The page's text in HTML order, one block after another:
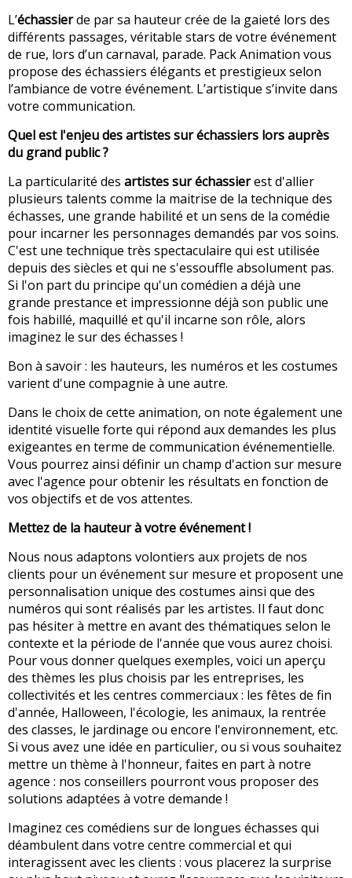
L’échassierde par sa hauteur crée de la gaieté lors des
différents passages, véritable stars de votre événement
de rue, lors d’un carnaval, parade. Pack Animation vous
propose des échassiers élégants et prestigieux selon
l’ambiance de votre événement. L’artistique s’invite dans
votre communication.
Quel est l'enjeu des artistes sur échassiers lors auprès
du grand public ?
La particularité des artistes sur échassierest d'allier
plusieurs talents comme la maitrise de la technique des
échasses, une grande habilité et un sens de la comédie
pour incarner les personnages demandés par vos soins.
C'est une technique très spectaculaire qui est utilisée
depuis des siècles et qui ne s'essouffle absolument pas.
Si l'on part du principe qu'un comédien a déjà une
grande prestance et impressionne déjà son public une
fois habillé, maquillé et qu'il incarne son rôle, alors
imaginez le sur des échasses !
Bon à savoir : les hauteurs, les numéros et les costumes
varient d'une compagnie à une autre.
Dans le choix de cette animation, on note également une
identité visuelle forte qui répond aux demandes les plus
exigeantes en terme de communication événementielle.
Vous pourrez ainsi définir un champ d'action sur mesure
avec l'agence pour obtenir les résultats en fonction de
vos objectifs et de vos attentes.
Mettez de la hauteur à votre événement !
Nous nous adaptons volontiers aux projets de nos
clients pour un événement sur mesure et proposent une
personnalisation unique des costumes ainsi que des
numéros qui sont réalisés par les artistes. Il faut donc
pas hésiter à mettre en avant des thématiques selon le
contexte et la période de l'année que vous aurez choisi.
Pour vous donner quelques exemples, voici un aperçu
des thèmes les plus choisis par les entreprises, les
collectivités et les centres commerciaux : les fêtes de fin
d'année, Halloween, l'écologie, les animaux, la rentrée
des classes, le jardinage ou encore l'environnement, etc.
Si vous avez une idée en particulier, ou si vous souhaitez
mettre un thème à l'honneur, faites en part à notre
agence : nos conseillers pourront vous proposer des
solutions adaptées à votre demande !
Imaginez ces comédiens sur de longues échasses qui
déambulent dans votre centre commercial et qui
interagissent avec les clients : vous placerez la surprise